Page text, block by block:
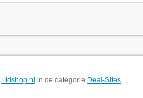
Lidshop.nl in de categorie Deal-Sites